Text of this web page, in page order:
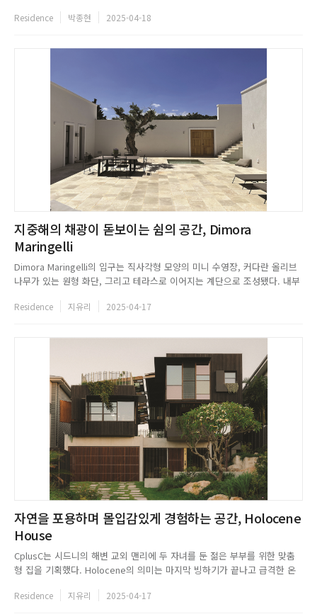
는 그녀의 디자인 언어를 여실히 보여준다. 또한 건축은 자연과 조화로운 상
Residence 박종현 2025-04-18
지중해의 채광이 돋보이는 쉼의 공간, Dimora
Maringelli
Dimora Maringelli의 입구는 직사각형 모양의 미니 수영장, 커다란 올리브
나무가 있는 원형 화단, 그리고 테라스로 이어지는 계단으로 조성됐다. 내부
장인이 수작업한 나무 테이블과 로프 의자, 패브릭 소파를 배치해 편안한 휴
Residence 지유리 2025-04-17
자연을 포용하며 몰입감있게 경험하는 공간, Holocene
House
CplusC는 시드니의 해변 교외 맨리에 두 자녀를 둔 젊은 부부를 위한 맞춤
형 집을 기획했다. Holocene의 의미는 마지막 빙하기가 끝나고 급격한 온
아가는 미래 지향적인 의미를 담고 있다. CplusC는 Holocene House의 프
Residence 지유리 2025-04-17